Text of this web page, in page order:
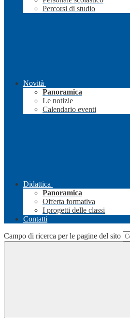
Percorsi di studio
Novità
Panoramica
Le notizie
Calendario eventi
Didattica
Panoramica
Offerta formativa
I progetti delle classi
Contatti
Campo di ricerca per le pagine del sito